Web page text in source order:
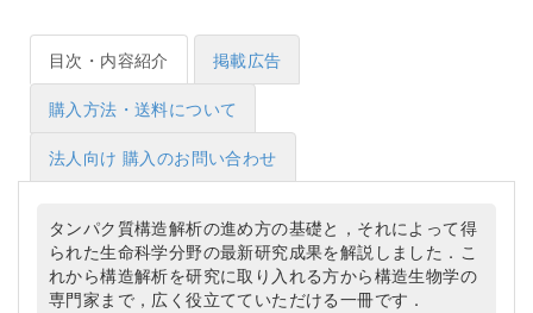
目次・内容紹介 掲載広告
購入方法・送料について
法人向け 購入のお問い合わせ
タンパク質構造解析の進め方の基礎と，それによって得
られた生命科学分野の最新研究成果を解説しました．こ
れから構造解析を研究に取り入れる方から構造生物学の
専門家まで，広く役立てていただける一冊です．